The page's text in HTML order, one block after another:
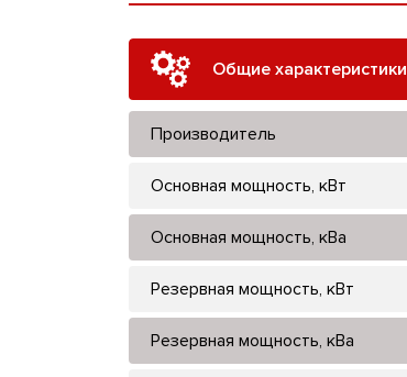
Общие характеристики
Производитель
Основная мощность, кВт
Основная мощность, кВа
Резервная мощность, кВт
Резервная мощность, кВа